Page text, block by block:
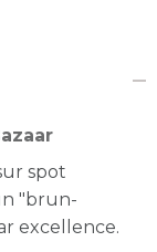
spot
"brun-
excellence.